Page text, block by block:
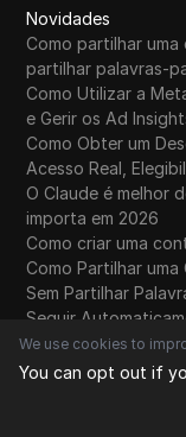
Novidades
Como partilhar uma
partilhar palavras-
Como Utilizar a
e Gerir os Ad
Como Obter um
Acesso Real,
O Claude é melhor
importa em 2026
Como criar uma
Como Partilhar uma
Sem Partilhar
Seguir
Segmentação e
Como Cancelar a
Desconto
We use cookies to
You can opt out if